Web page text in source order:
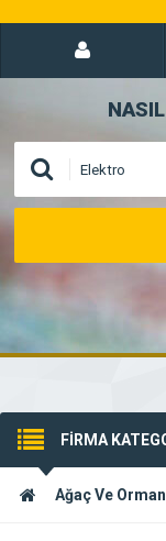
FİRMA
Ağaç Ve